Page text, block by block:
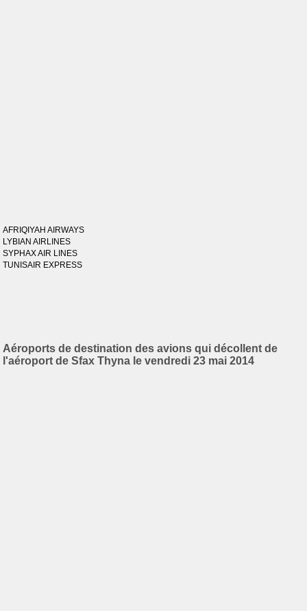
AFRIQIYAH AIRWAYS
LYBIAN AIRLINES
SYPHAX AIR LINES
TUNISAIR EXPRESS
Aéroports de destination des avions qui décollent de
l'aéroport de Sfax Thyna le vendredi 23 mai 2014